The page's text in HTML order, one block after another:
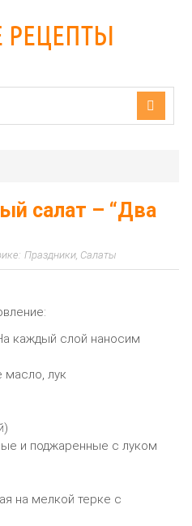
салат – “Два
Праздники, Салаты
каждый слой наносим
масло, лук
и поджаренные с луком
на мелкой терке с